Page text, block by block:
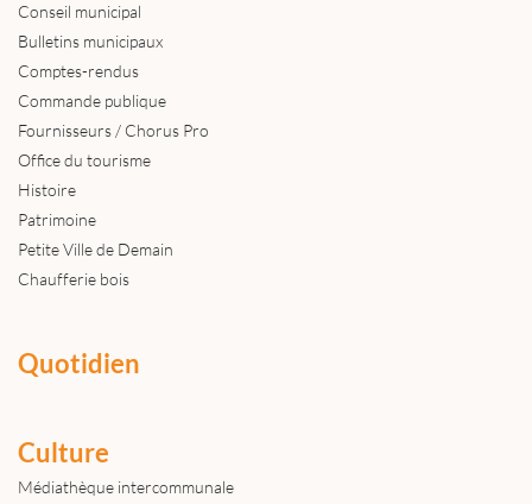
Conseil municipal
Bulletins municipaux
Comptes-rendus
Commande publique
Fournisseurs / Chorus Pro
Office du tourisme
Histoire
Patrimoine
Petite Ville de Demain
Chaufferie bois
Quotidien
Culture
Médiathèque intercommunale